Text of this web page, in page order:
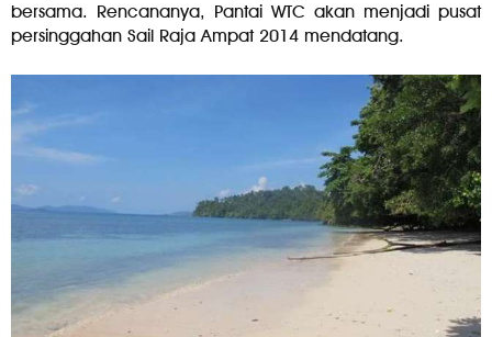
bersama. Rencananya, Pantai WTC akan menjadi pusat
persinggahan Sail Raja Ampat 2014 mendatang.